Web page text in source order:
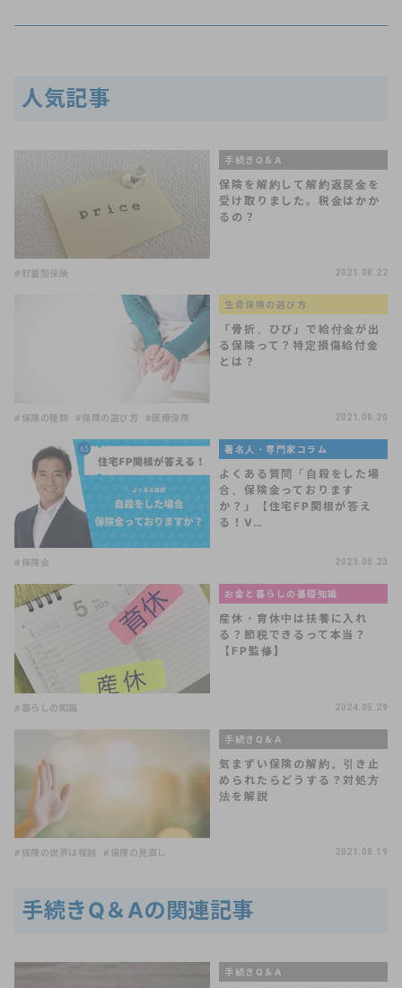
人気記事
手続きQ＆A
保険を解約して解約返戻金を
受け取りました。税金はかか
るの？
#貯蓄型保険 2021.08.22
生命保険の選び方
「骨折、ひび」で給付金が出
る保険って？特定損傷給付金
とは？
#保険の種類 #保険の選び方 #医療保険 2021.08.20
著名人・専門家コラム
よくある質問「自殺をした場
合、保険金っております
か？」【住宅FP関根が答え
る！V…
#保険金 2023.08.23
お金と暮らしの基礎知識
産休・育休中は扶養に入れ
る？節税できるって本当？
【FP監修】
#暮らしの知識 2024.05.29
手続きQ＆A
気まずい保険の解約。引き止
められたらどうする？対処方
法を解説
#保険の世界は複雑 #保険の見直し 2021.08.19
手続きQ＆Aの関連記事
手続きQ＆A